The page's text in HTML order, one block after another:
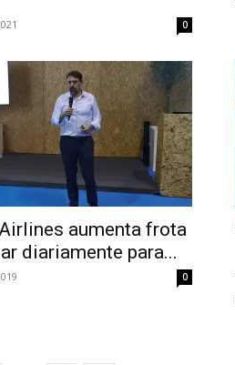
0
aumenta frota
diariamente para...
0